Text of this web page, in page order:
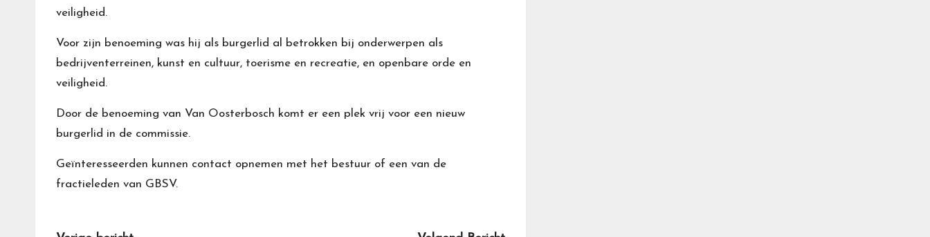
veiligheid.
Voor zijn benoeming was hij als burgerlid al betrokken bij onderwerpen als
bedrijventerreinen, kunst en cultuur, toerisme en recreatie, en openbare orde en
veiligheid.
Door de benoeming van Van Oosterbosch komt er een plek vrij voor een nieuw
burgerlid in de commissie.
Geïnteresseerden kunnen contact opnemen met het bestuur of een van de
fractieleden van GBSV.